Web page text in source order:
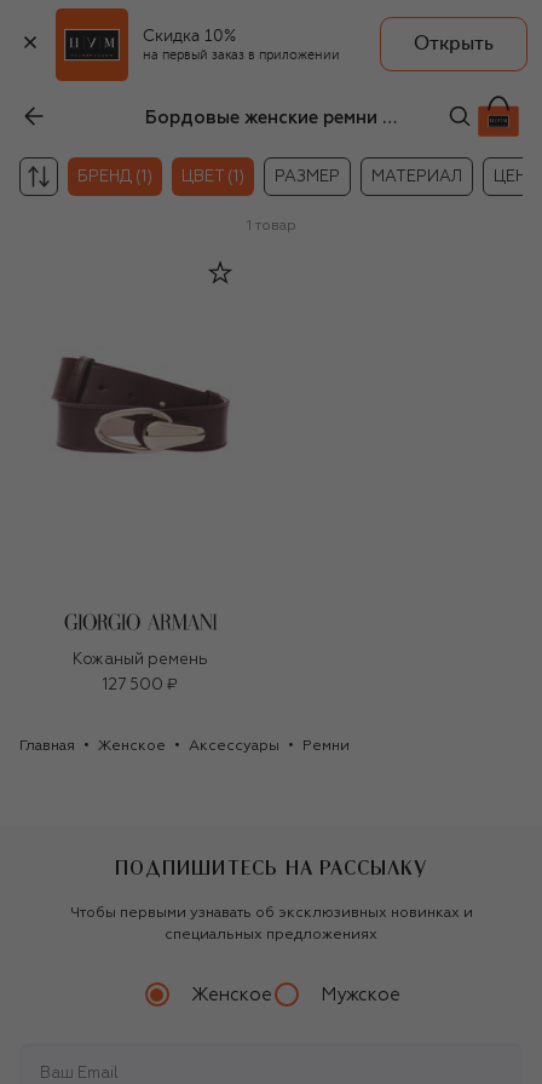
Скидка 10%
на первый заказ в приложении
Открыть
Бордовые женские ремни Giorgio Armani
БРЕНД (1) ЦВЕТ (1) РАЗМЕР МАТЕРИАЛ ЦЕНА
1 товар
Кожаный ремень
127 500 ₽
Главная Женское Аксессуары Ремни
ПОДПИШИТЕСЬ НА РАССЫЛКУ
Чтобы первыми узнавать об эксклюзивных новинках и
специальных предложениях
Женское Мужское